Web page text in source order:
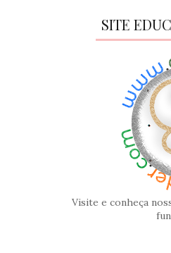
SITE
Visite e conheça